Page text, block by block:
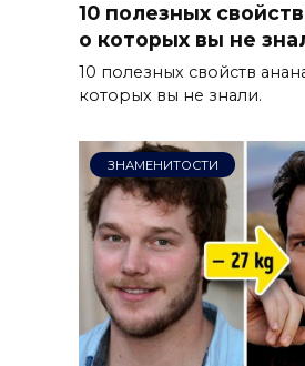
10 полезных
о которых вы не
10 полезных свойств
которых вы не знали.
ЗНАМЕНИТОСТИ